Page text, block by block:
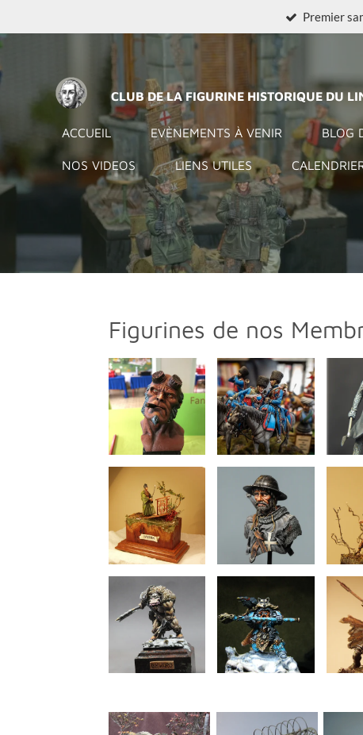
Premier
CLUB DE LA FIGURINE HISTORIQUE DU
ACCUEIL EVÈNEMENTS À VENIR BLOG
NOS VIDEOS LIENS UTILES
Figurines de nos